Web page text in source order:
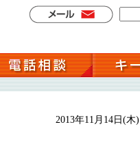
2013年11月14日(木)